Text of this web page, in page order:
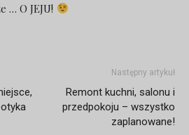
… O JEJU!
Następny artykuł
Remont kuchni, salonu i
przedpokoju – wszystko
zaplanowane!